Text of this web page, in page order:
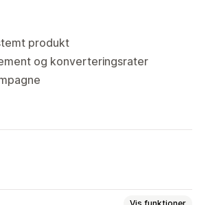
produkt
og konverteringsrater